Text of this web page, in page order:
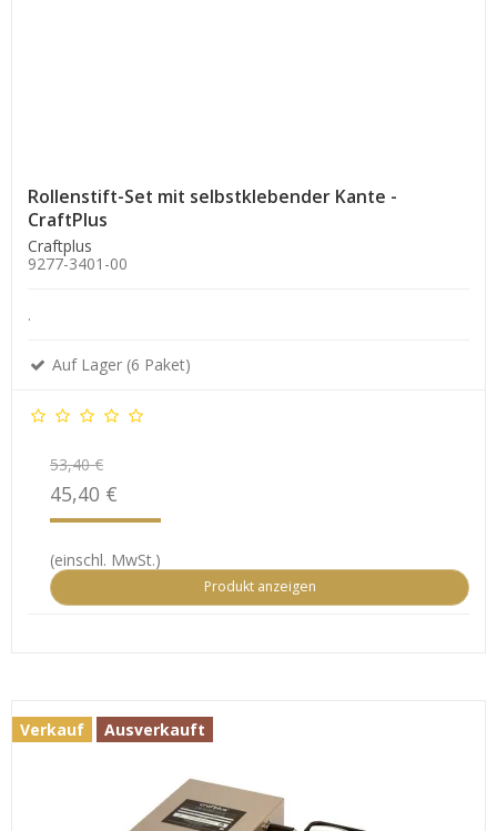
Rollenstift-Set mit selbstklebender Kante -
CraftPlus
Craftplus
9277-3401-00
.
Auf Lager (6 Paket)
53,40 €
45,40 €
(einschl. MwSt.)
Produkt anzeigen
Verkauf Ausverkauft